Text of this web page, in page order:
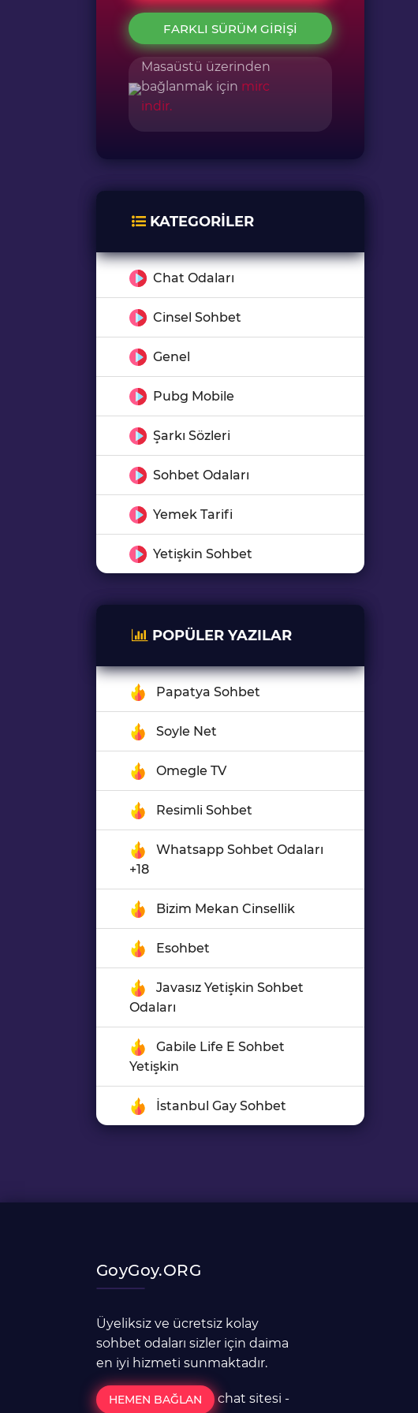
FARKLI SÜRÜM GIRIŞI
Masaüstü üzerinden
bağlanmak için mirc
indir.
KATEGORILER
Chat Odaları
Cinsel Sohbet
Genel
Pubg Mobile
Şarkı Sözleri
Sohbet Odaları
Yemek Tarifi
Yetişkin Sohbet
POPÜLER YAZILAR
Papatya Sohbet
Soyle Net
Omegle TV
Resimli Sohbet
Whatsapp Sohbet Odaları
+18
Bizim Mekan Cinsellik
Esohbet
Javasız Yetişkin Sohbet
Odaları
Gabile Life E Sohbet
Yetişkin
İstanbul Gay Sohbet
GoyGoy.ORG
Üyeliksiz ve ücretsiz kolay
sohbet odaları sizler için daima
en iyi hizmeti sunmaktadır.
HEMEN BAĞLAN chat sitesi -